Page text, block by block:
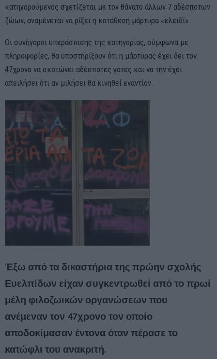
κατηγορούμενος σχετίζεται με τον θάνατο άλλων 7 αδέσποτων
ζώων, αναμένεται να ρίξει η κατάθεση μάρτυρα «κλειδί».
Οι συνήγοροι υπεράσπισης της κατηγορίας, σύμφωνα με
πληροφορίες, θα υποστηρίξουν ότι η μάρτυρας έχει δει τον
47χρονο να σκοτώνει αδέσποτες γάτες και να την έχει
απειλήσει ότι αν μιλήσει θα κινηθεί εναντίον.
Έξω από τα δικαστήρια της πρώην σχολής
Ευελπίδων είχαν συγκεντρωθεί από το πρωί
μέλη φιλοζωικών οργανώσεων που
ανέμεναν τον 47χρονο τον οποίο
αποδοκίμασαν έντονα όταν πέρασε το
κατώφλι του ανακριτή.